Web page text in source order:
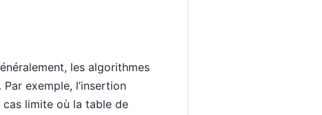
les algorithmes
exemple, l’insertion
cas limite où la table de